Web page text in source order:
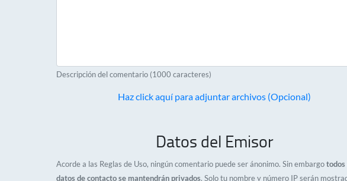
Descripción del comentario (1000 caracteres)
Haz click aquí para adjuntar archivos (Opcional)
Datos del Emisor
Acorde a las Reglas de Uso, ningún comentario puede ser ánonimo. Sin embargotodos
datos de contacto se mantendrán privados. Solo tu nombre y número IP serán